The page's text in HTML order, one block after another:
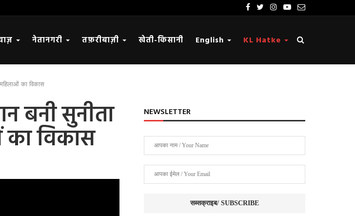
नेतानगरी तफ़रीबाज़ी खेती-किसानी English KL Hatke
का विकास
बनी सुनीता
विकास
NEWSLETTER